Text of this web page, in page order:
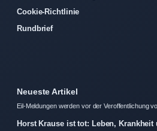
Cookie-Richtlinie
Rundbrief
Neueste Artikel
Eil-Meldungen werden vor der Veroffentlichung
Horst Krause ist tot: Leben,